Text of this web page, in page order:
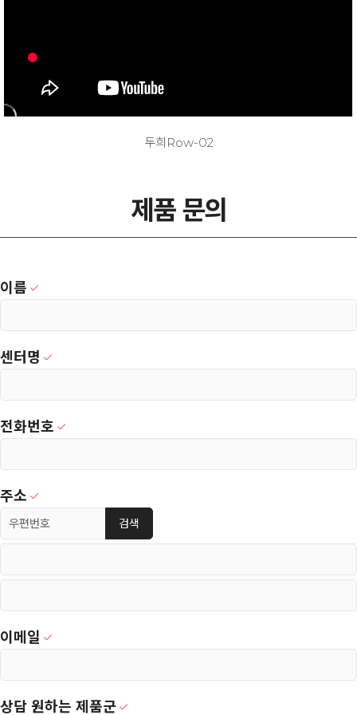
두희Row-02
제품 문의
이름
센터명
전화번호
주소
검색
이메일
상담 원하는 제품군